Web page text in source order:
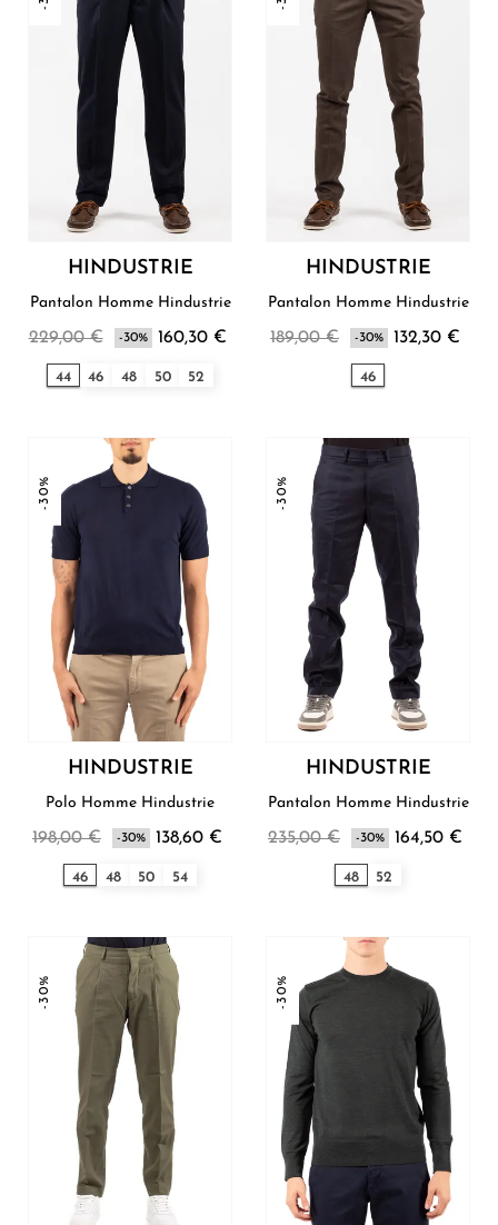
HINDUSTRIE
Pantalon Homme Hindustrie
229,00 € -30% 160,30 €
44 46 48 50 52
HINDUSTRIE
Pantalon Homme Hindustrie
189,00 € -30% 132,30 €
46
-30%
HINDUSTRIE
Polo Homme Hindustrie
198,00 € -30% 138,60 €
46 48 50 54
-30%
HINDUSTRIE
Pantalon Homme Hindustrie
235,00 € -30% 164,50 €
48 52
-30% -30%